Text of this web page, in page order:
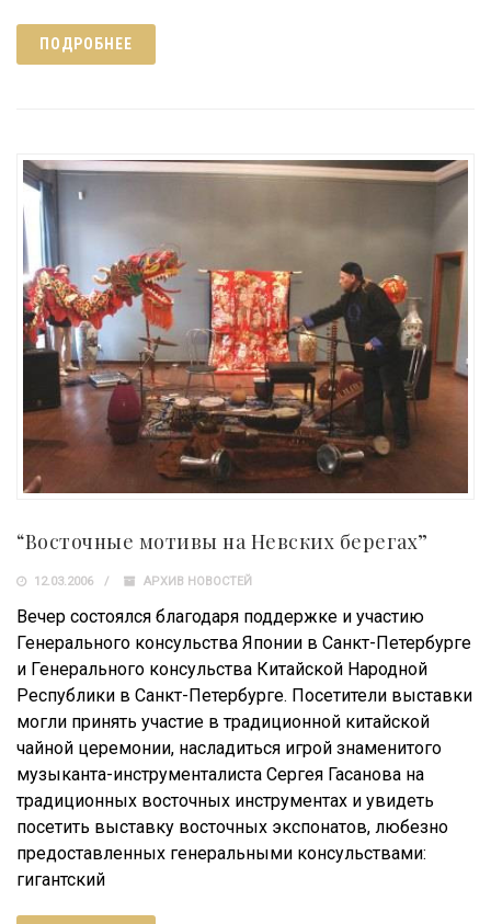
ПОДРОБНЕЕ
“Восточные мотивы на Невских берегах”
12.03.2006 АРХИВ НОВОСТЕЙ
Вечер состоялся благодаря поддержке и участию
Генерального консульства Японии в Санкт-Петербурге
и Генерального консульства Китайской Народной
Республики в Санкт-Петербурге. Посетители выставки
могли принять участие в традиционной китайской
чайной церемонии, насладиться игрой знаменитого
музыканта-инструменталиста Сергея Гасанова на
традиционных восточных инструментах и увидеть
посетить выставку восточных экспонатов, любезно
предоставленных генеральными консульствами:
гигантский